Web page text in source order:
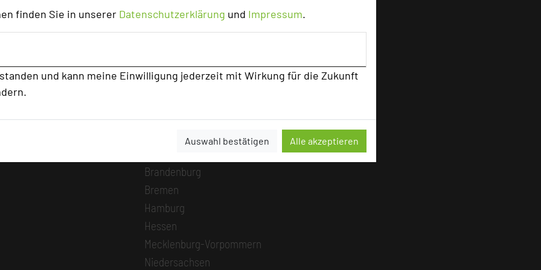
finden Sie in unserer Datenschutzerklärung und Impressum.
und kann meine Einwilligung jederzeit mit Wirkung für die Zukunft
Auswahl bestätigen Alle akzeptieren
MICE Start
Login
Alle Informationen
Baden-Württemberg
Brandenburg
Bremen
Hamburg
Hessen
Mecklenburg-Vorpommern
Niedersachsen